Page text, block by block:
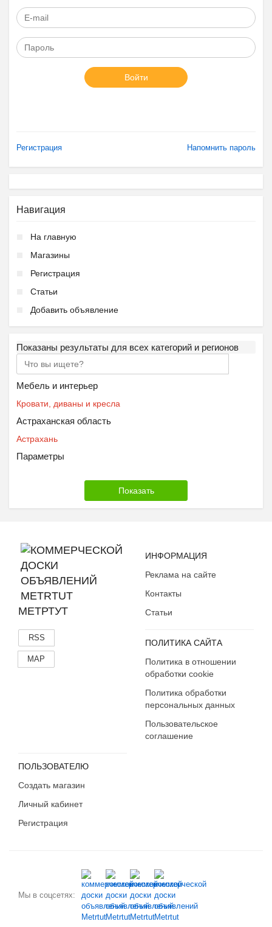
Войти
Регистрация Напомнить пароль
Навигация
На главную
Магазины
Регистрация
Статьи
Добавить объявление
Показаны результаты для всех категорий и регионов
Мебель и интерьер
Кровати, диваны и кресла
Астраханская область
Астрахань
Параметры
МЕТРТУТ
RSS
MAP
ИНФОРМАЦИЯ
Реклама на сайте
Контакты
Статьи
ПОЛИТИКА САЙТА
Политика в отношении
обработки cookie
Политика обработки
персональных данных
Пользовательское
соглашение
ПОЛЬЗОВАТЕЛЮ
Создать магазин
Личный кабинет
Регистрация
Мы в соцсетях: